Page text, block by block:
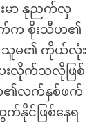
မာ နုညက်လှ
က်က စိုးသီဟ၏
သူမ၏ ကိုယ်လုံး
ေးလိုက်သလိုဖြစ်
ဟ၏လက်နှစ်ဖက်
က်နိုင်ဖြစ်နေရ